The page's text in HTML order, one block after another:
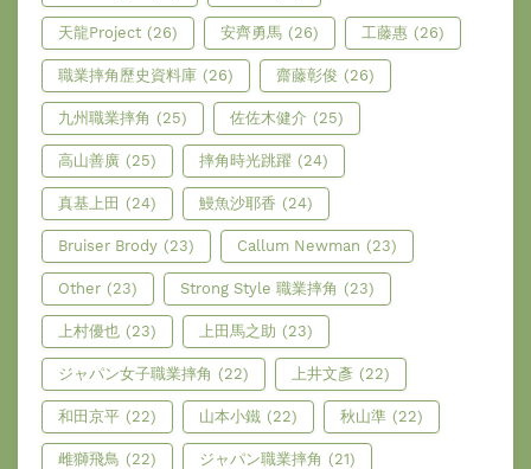
天龍Project (26) 安齊勇馬 (26) 工藤惠 (26)
職業摔角歷史資料庫 (26) 齋藤彰俊 (26)
九州職業摔角 (25) 佐佐木健介 (25)
高山善廣 (25) 摔角時光跳躍 (24)
真基上田 (24) 鰻魚沙耶香 (24)
Bruiser Brody (23) Callum Newman (23)
Other (23) Strong Style 職業摔角 (23)
上村優也 (23) 上田馬之助 (23)
ジャパン女子職業摔角 (22) 上井文彥 (22)
和田京平 (22) 山本小鐵 (22) 秋山準 (22)
雌獅飛鳥 (22) ジャパン職業摔角 (21)